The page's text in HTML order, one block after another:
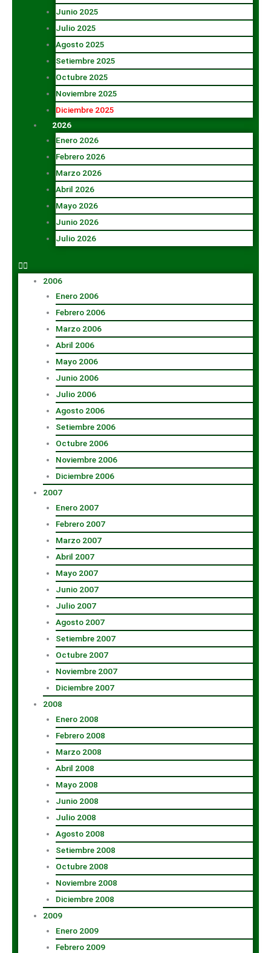
Junio 2025
Julio 2025
Agosto 2025
Setiembre 2025
Octubre 2025
Noviembre 2025
Diciembre 2025
2026
Enero 2026
Febrero 2026
Marzo 2026
Abril 2026
Mayo 2026
Junio 2026
Julio 2026
2006
Enero 2006
Febrero 2006
Marzo 2006
Abril 2006
Mayo 2006
Junio 2006
Julio 2006
Agosto 2006
Setiembre 2006
Octubre 2006
Noviembre 2006
Diciembre 2006
2007
Enero 2007
Febrero 2007
Marzo 2007
Abril 2007
Mayo 2007
Junio 2007
Julio 2007
Agosto 2007
Setiembre 2007
Octubre 2007
Noviembre 2007
Diciembre 2007
2008
Enero 2008
Febrero 2008
Marzo 2008
Abril 2008
Mayo 2008
Junio 2008
Julio 2008
Agosto 2008
Setiembre 2008
Octubre 2008
Noviembre 2008
Diciembre 2008
2009
Enero 2009
Febrero 2009